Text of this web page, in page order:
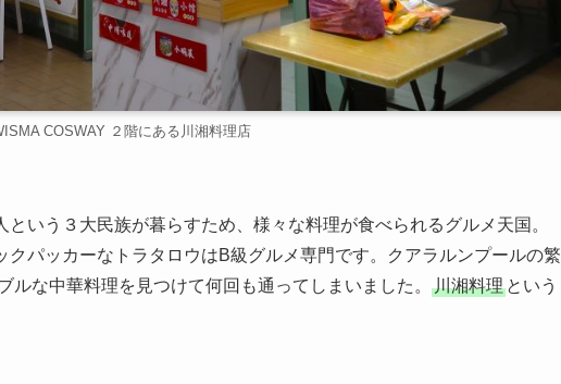
COSWAY ２階にある川湘料理店
いう３大民族が暮らすため、様々な料理が食べられるグルメ天国。
パッカーなトラタロウはB級グルメ専門です。クアラルンプールの繁
ルな中華料理を見つけて何回も通ってしまいました。 川湘料理 という